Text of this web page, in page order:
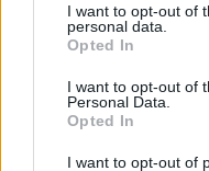
not limited to your visit
grant or deny consent
use your data for below
consent section.
I want to opt-out of
personal data.
Opted In
I want to opt-out of
Personal Data.
Opted In
I want to opt-out of
NECROLOGIE